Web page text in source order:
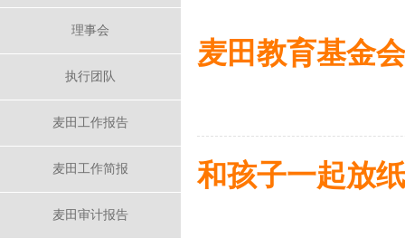
理事会
执行团队
麦田工作报告
麦田工作简报
麦田审计报告
麦田教育基金
和孩子一起放